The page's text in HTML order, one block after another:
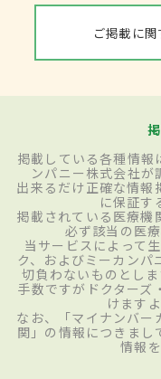
ご掲載に
掲載している各種情報
ンパニー株式会社が
出来るだけ正確な情報
に保証す
掲載されている医療機
必ず該当の医
当サービスによって
ク、およびミーカンパ
切負わないものとし
手数ですがドクターズ
けます
なお、「マイナンバー
関」の情報につきまし
情報